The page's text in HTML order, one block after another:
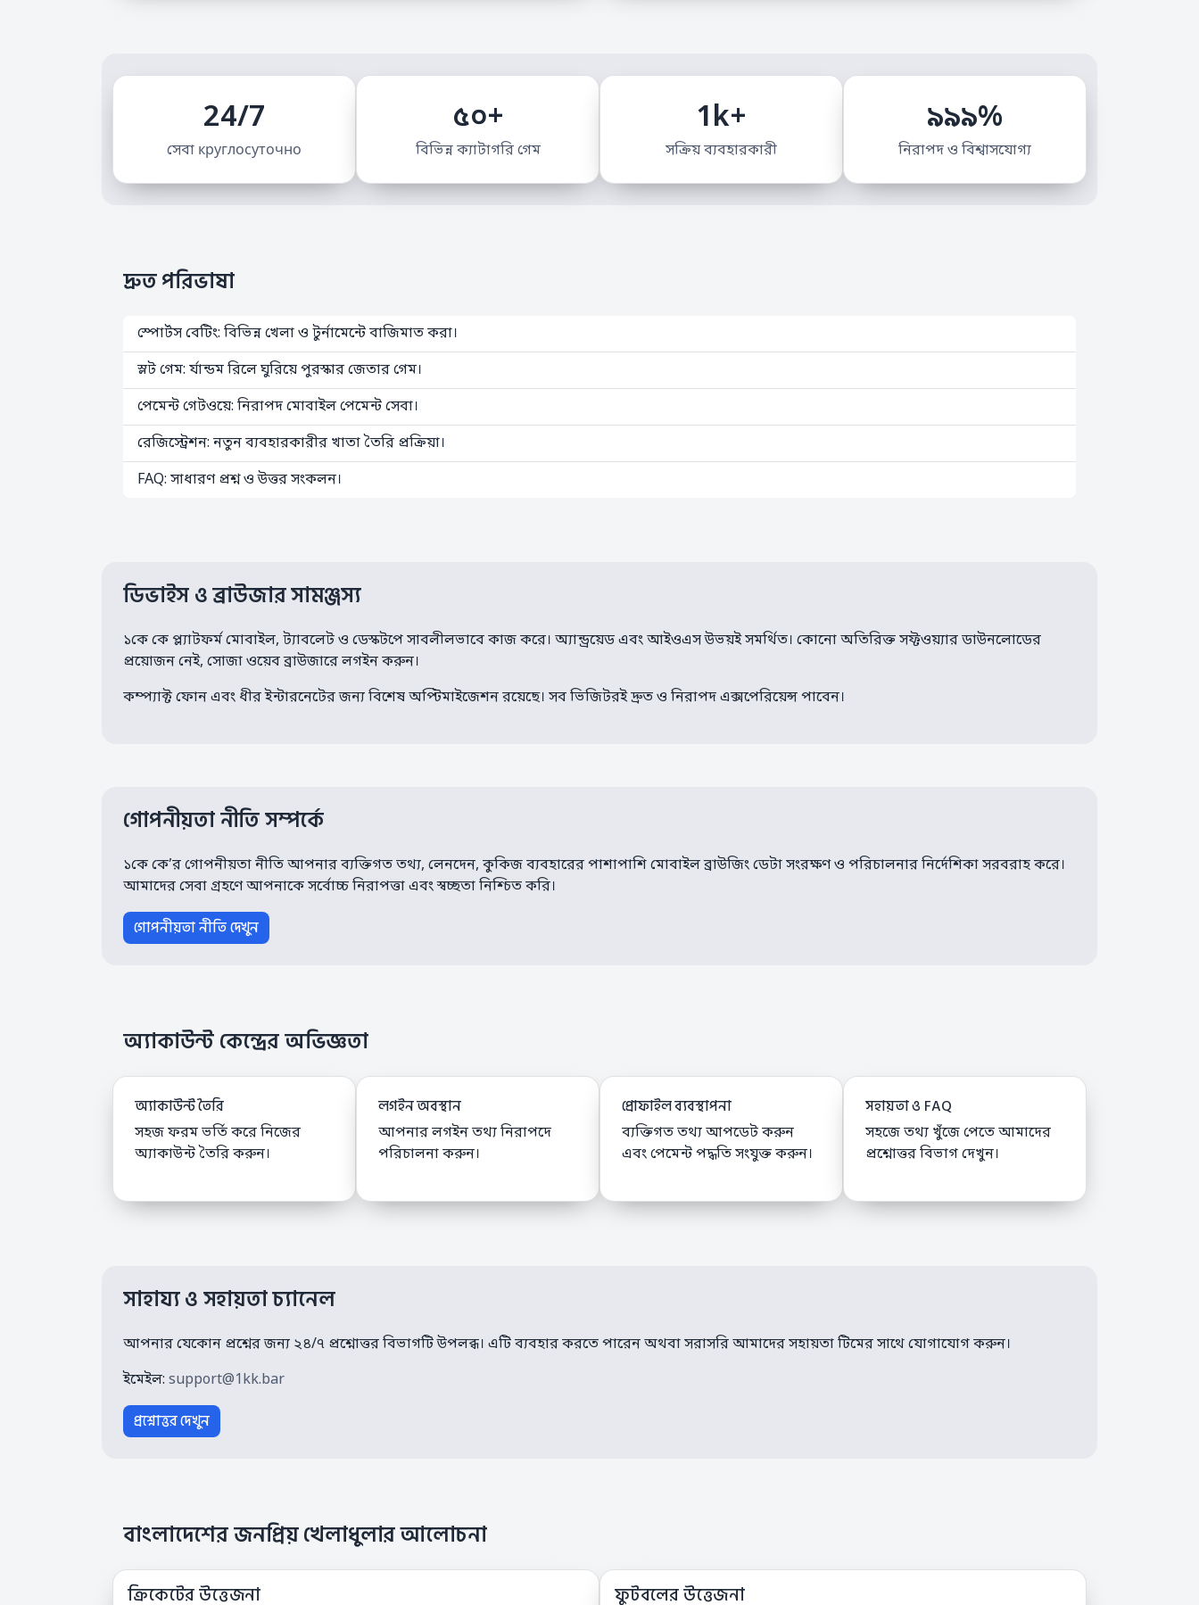
24/7
সেবা круглосуточно
৫০+
বিভিন্ন ক্যাটাগরি গেম
1k+
সক্রিয় ব্যবহারকারী
৯৯৯%
নিরাপদ ও বিশ্বাসযোগ্য
দ্রুত পরিভাষা
স্পোর্টস বেটিং: বিভিন্ন খেলা ও টুর্নামেন্টে বাজিমাত করা।
স্লট গেম: র্যান্ডম রিলে ঘুরিয়ে পুরস্কার জেতার গেম।
পেমেন্ট গেটওয়ে: নিরাপদ মোবাইল পেমেন্ট সেবা।
রেজিস্ট্রেশন: নতুন ব্যবহারকারীর খাতা তৈরি প্রক্রিয়া।
FAQ: সাধারণ প্রশ্ন ও উত্তর সংকলন।
ডিভাইস ও ব্রাউজার সামঞ্জস্য
১কে কে প্ল্যাটফর্ম মোবাইল, ট্যাবলেট ও ডেস্কটপে সাবলীলভাবে কাজ করে। অ্যান্ড্রয়েড এবং আইওএস উভয়ই সমর্থিত। কোনো অতিরিক্ত সফ্টওয়্যার ডাউনলোডের
প্রয়োজন নেই, সোজা ওয়েব ব্রাউজারে লগইন করুন।
কম্প্যাক্ট ফোন এবং ধীর ইন্টারনেটের জন্য বিশেষ অপ্টিমাইজেশন রয়েছে। সব ভিজিটরই দ্রুত ও নিরাপদ এক্সপেরিয়েন্স পাবেন।
গোপনীয়তা নীতি সম্পর্কে
১কে কে’র গোপনীয়তা নীতি আপনার ব্যক্তিগত তথ্য, লেনদেন, কুকিজ ব্যবহারের পাশাপাশি মোবাইল ব্রাউজিং ডেটা সংরক্ষণ ও পরিচালনার নির্দেশিকা সরবরাহ করে।
আমাদের সেবা গ্রহণে আপনাকে সর্বোচ্চ নিরাপত্তা এবং স্বচ্ছতা নিশ্চিত করি।
গোপনীয়তা নীতি দেখুন
অ্যাকাউন্ট কেন্দ্রের অভিজ্ঞতা
অ্যাকাউন্ট তৈরি
সহজ ফরম ভর্তি করে নিজের
অ্যাকাউন্ট তৈরি করুন।
লগইন অবস্থান
আপনার লগইন তথ্য নিরাপদে
পরিচালনা করুন।
প্রোফাইল ব্যবস্থাপনা
ব্যক্তিগত তথ্য আপডেট করুন
এবং পেমেন্ট পদ্ধতি সংযুক্ত করুন।
সহায়তা ও FAQ
সহজে তথ্য খুঁজে পেতে আমাদের
প্রশ্নোত্তর বিভাগ দেখুন।
সাহায্য ও সহায়তা চ্যানেল
আপনার যেকোন প্রশ্নের জন্য ২৪/৭ প্রশ্নোত্তর বিভাগটি উপলব্ধ। এটি ব্যবহার করতে পারেন অথবা সরাসরি আমাদের সহায়তা টিমের সাথে যোগাযোগ করুন।
ইমেইল: support@1kk.bar
প্রশ্নোত্তর দেখুন
বাংলাদেশের জনপ্রিয় খেলাধুলার আলোচনা
ক্রিকেটের উত্তেজনা ফুটবলের উত্তেজনা